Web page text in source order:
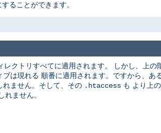
ることができます。
クトリすべてに適用されます。 しかし、上の
は現れる 順番に適用されます。ですから、あ
れません。そして、その .htaccess も より上
ません。